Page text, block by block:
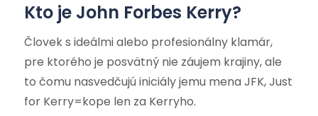
Kto je John Forbes Kerry?
Človek s ideálmi alebo profesionálny klamár,
pre ktorého je posvätný nie záujem krajiny, ale
to čomu nasvedčujú iniciály jemu mena JFK, Just
for Kerry=kope len za Kerryho.